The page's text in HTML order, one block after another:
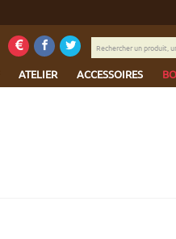
ATELIER ACCESSOIRES
Rechercher
un
une
marque...